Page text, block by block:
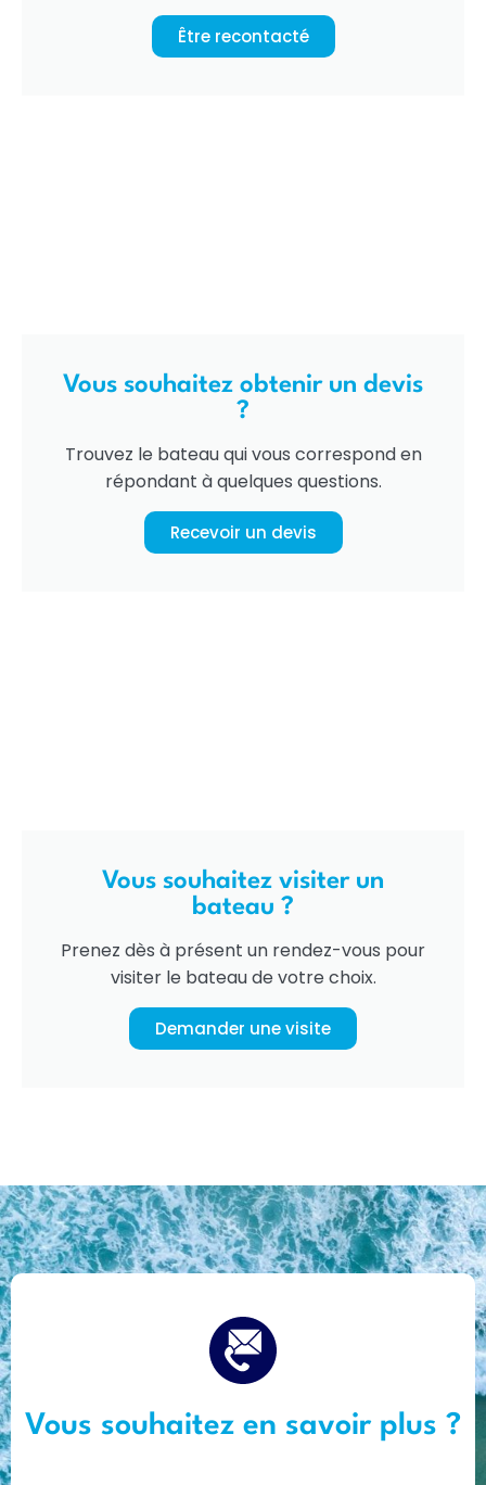
Être recontacté
Vous souhaitez obtenir un devis
?
Trouvez le bateau qui vous correspond en
répondant à quelques questions.
Recevoir un devis
Vous souhaitez visiter un
bateau ?
Prenez dès à présent un rendez-vous pour
visiter le bateau de votre choix.
Demander une visite
Vous souhaitez en savoir plus ?